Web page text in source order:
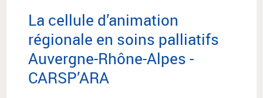
La cellule d’animation
régionale en soins palliatifs
Auvergne-Rhône-Alpes -
CARSP’ARA